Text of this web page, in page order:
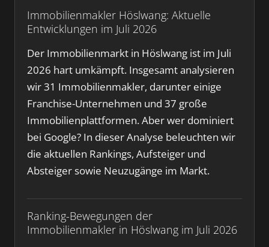
Immobilienmakler Höslwang: Aktuelle
Entwicklungen im Juli 2026
Der Immobilienmarkt in Höslwang ist im Juli
2026 hart umkämpft. Insgesamt analysieren
wir 31 Immobilienmakler, darunter einige
Franchise-Unternehmen und 37 große
Immobilienplattformen. Aber wer dominiert
bei Google? In dieser Analyse beleuchten wir
die aktuellen Rankings, Aufsteiger und
Absteiger sowie Neuzugänge im Markt.
Ranking-Bewegungen der
Immobilienmakler in Höslwang im Juli 2026